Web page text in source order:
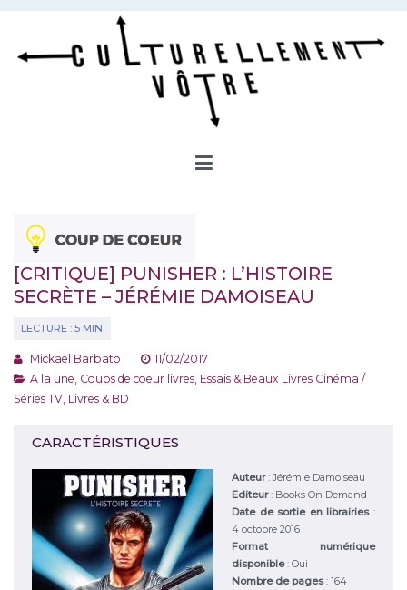
Aller
contenu
[CRITIQUE] PUNISHER : L’HISTOIRE
SECRÈTE – JÉRÉMIE DAMOISEAU
Mickaël Barbato
11/02/2017
A la une Coups de coeur livres Essais & Beaux Livres Cinéma /
Séries TV Livres & BD
CARACTÉRISTIQUES
Auteur:Jérémie Damoiseau
Editeur: Books On Demand
Date de sortie en librairies :
4 octobre 2016
Format numérique
disponible: Oui
Nombre de pages: 164